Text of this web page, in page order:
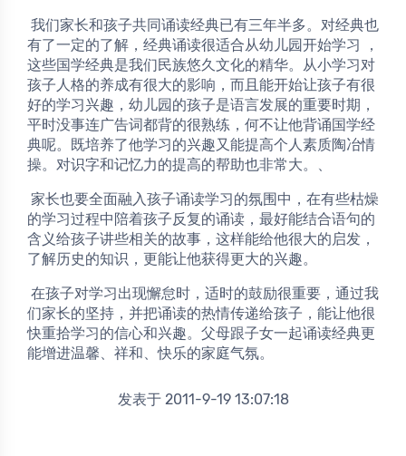
有了一定的了解，经典诵读很适合从幼儿园开始学习 ，
这些国学经典是我们民族悠久文化的精华。从小学习对
孩子人格的养成有很大的影响，而且能开始让孩子有很
好的学习兴趣，幼儿园的孩子是语言发展的重要时期，
平时没事连广告词都背的很熟练，何不让他背诵国学经
典呢。既培养了他学习的兴趣又能提高个人素质陶冶情
操。对识字和记忆力的提高的帮助也非常大。、
的学习过程中陪着孩子反复的诵读，最好能结合语句的
含义给孩子讲些相关的故事，这样能给他很大的启发，
了解历史的知识，更能让他获得更大的兴趣。
们家长的坚持，并把诵读的热情传递给孩子，能让他很
快重拾学习的信心和兴趣。父母跟子女一起诵读经典更
能增进温馨、祥和、快乐的家庭气氛。
发表于 2011-9-19 13:07:18